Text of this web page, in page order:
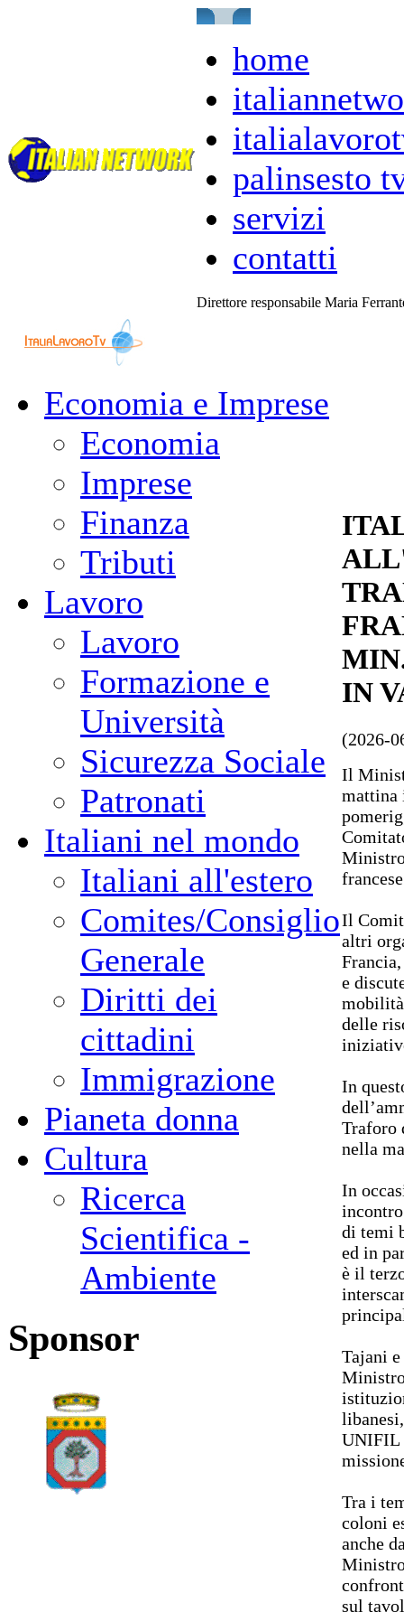
home
palinsesto
servizi
contatti
Direttore responsabile Maria
Economia e Imprese
Economia
Imprese
Finanza
Tributi
Lavoro
Lavoro
Formazione e
Università
Sicurezza Sociale
Patronati
Italiani nel mondo
Italiani all'estero
Comites/Consiglio
Generale
Diritti dei
cittadini
Immigrazione
Pianeta donna
Cultura
Ricerca
Scientifica -
Ambiente
Sponsor
IN
(2026-
Il
mattina
Il
altri
e
delle
In
Traforo
nella
In
di temi
ed in
è il
Tajani
UNIFIL
Tra i
coloni
anche
sul